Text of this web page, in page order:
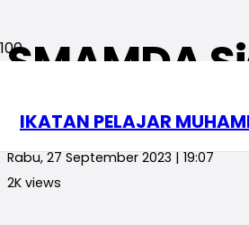
IKATAN PELAJAR
SMAMDA
Yudistira
Rabu, 27 September 2023 | 19:07
2K views